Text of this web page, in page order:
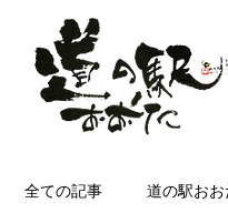
全ての記事 道の駅お